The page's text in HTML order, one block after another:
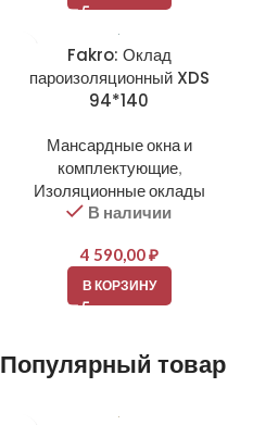
Fakro: Оклад
пароизоляционный XDS
94*140
Мансардные окна и
комплектующие,
Изоляционные оклады
В наличии
4 590,00₽
В КОРЗИНУ
Популярный товар